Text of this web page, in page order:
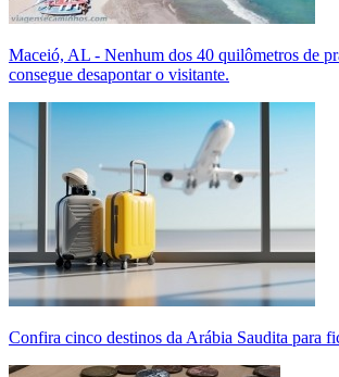
Maceió, AL - Nenhum dos 40 quilômetros de
consegue desapontar o visitante.
Confira cinco destinos da Arábia Saudita para